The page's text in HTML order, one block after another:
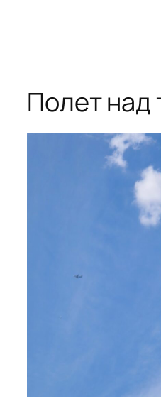
Полет над